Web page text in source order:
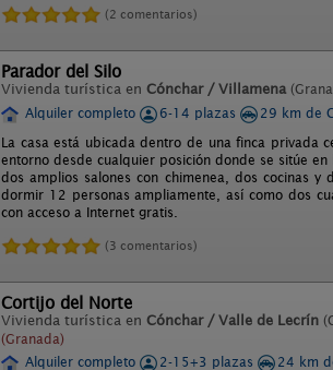
(2 comentarios)
Parador del Silo
Vivienda turística en Cónchar / Villamena
Alquiler completo
6-14 plazas
29 km de
La casa está ubicada dentro de una finca
entorno desde cualquier posición donde se sitúe
dos amplios salones con chimenea, dos cocinas
dormir 12 personas ampliamente, así como dos
con acceso a Internet gratis.
(3 comentarios)
Cortijo del Norte
Vivienda turística en Cónchar / Valle de Lecrín
(Granada)
Alquiler completo 2-15+3 plazas 24 km